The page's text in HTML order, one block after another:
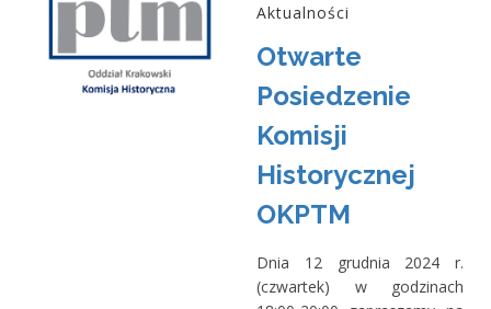
Aktualności
Otwarte
Posiedzenie
Komisji
Historycznej
OKPTM
Dnia 12 grudnia 2024 r.
(czwartek) w godzinach